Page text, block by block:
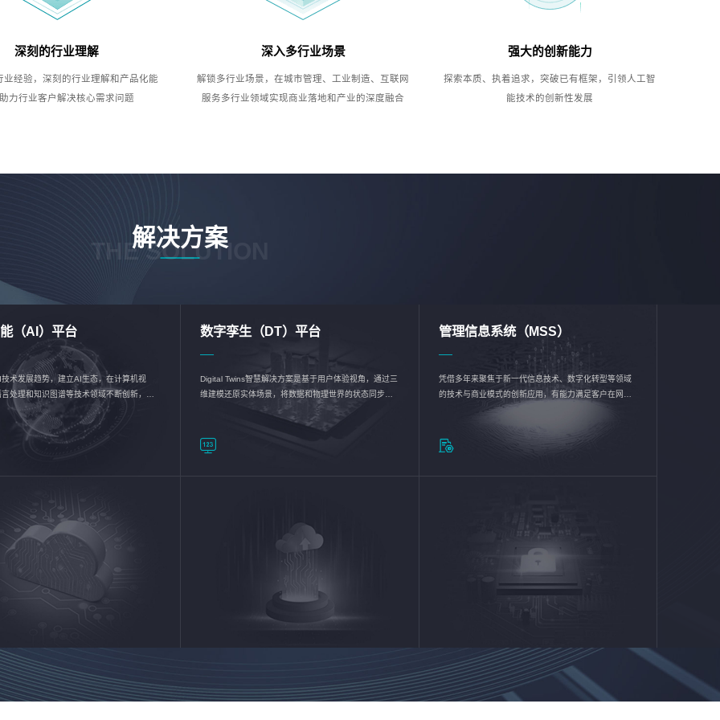
深刻的行业理解
业经验，深刻的行业理解和产品化能
力行业客户解决核心需求问题
深入多行业场景
解锁多行业场景，在城市管理、工业制造、互联网
服务多行业领域实现商业落地和产业的深度融合
强大的创新能力
探索本质、执着追求，突破已有框架，引领人工智
能技术的创新性发展
解决方案
THE SOLUTION
（AI）平台
术发展趋势，建立AI生态，在计算机视
处理和知识图谱等技术领域不断创新，持
数智化转型加速器—AlphaMind®AI能力开放
数字孪生（DT）平台
Digital Twins智慧解决方案是基于用户体验视角，通过三
维建模还原实体场景，将数据和物理世界的状态同步呈
现，使用户对关键数据有更直观的感受，推动各行业完
成智能化转型，实现新旧动能的转换
管理信息系统（MSS）
凭借多年来聚焦于新一代信息技术、数字化转型等领域
的技术与商业模式的创新应用，有能力满足客户在网络
优化、运营维护和信息安全防护等方面的需求，为客户